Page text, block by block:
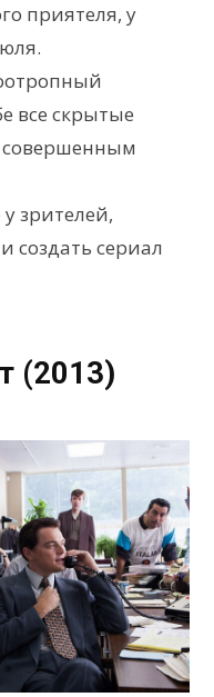
приятеля, у
все скрытые
совершенным
зрителей,
создать сериал
(2013)